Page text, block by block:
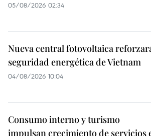
05/08/2026 02:34
Nueva central fotovoltaica
seguridad energética de Vietnam
04/08/2026 10:04
Consumo interno y turismo
impulsan crecimiento de servicios